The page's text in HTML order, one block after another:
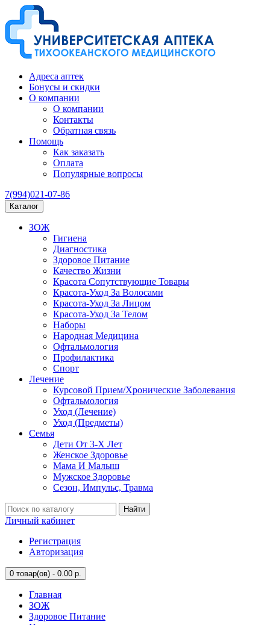
Адреса аптек
Бонусы и скидки
О компании
О компании
Контакты
Обратная связь
Помощь
Как заказать
Оплата
Популярные вопросы
7(994)021-07-86
Каталог
ЗОЖ
Гигиена
Диагностика
Здоровое Питание
Качество Жизни
Красота Сопутствующие Товары
Красота-Уход За Волосами
Красота-Уход За Лицом
Красота-Уход За Телом
Наборы
Народная Медицина
Офтальмология
Профилактика
Спорт
Лечение
Курсовой Прием/Хронические Заболевания
Офтальмология
Уход (Лечение)
Уход (Предметы)
Семья
Дети От 3-Х Лет
Женское Здоровье
Мама И Малыш
Мужское Здоровье
Сезон, Импульс, Травма
Найти
Личный кабинет
Регистрация
Авторизация
0 товар(ов) - 0.00 р.
Главная
ЗОЖ
Здоровое Питание